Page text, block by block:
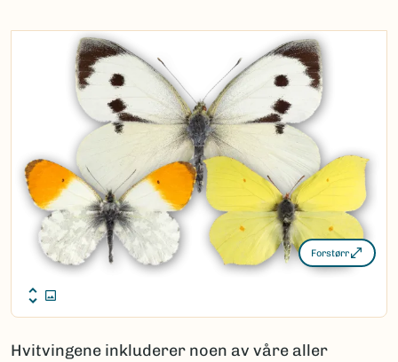
Forstørr
Hvitvingene inkluderer noen av våre aller